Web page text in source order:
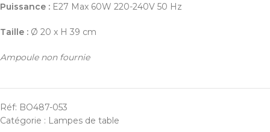
Puissance : E27 Max 60W 220-240V 50 Hz
Taille : Ø 20 x H 39 cm
Ampoule non fournie
Réf: BO487-053
Catégorie : Lampes de table